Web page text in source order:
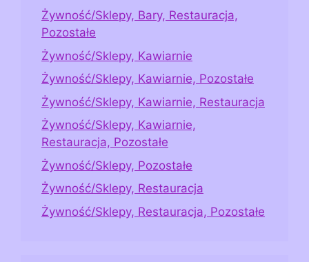
Żywność/Sklepy, Bary, Restauracja,
Pozostałe
Żywność/Sklepy, Kawiarnie
Żywność/Sklepy, Kawiarnie, Pozostałe
Żywność/Sklepy, Kawiarnie, Restauracja
Żywność/Sklepy, Kawiarnie,
Restauracja, Pozostałe
Żywność/Sklepy, Pozostałe
Żywność/Sklepy, Restauracja
Żywność/Sklepy, Restauracja, Pozostałe